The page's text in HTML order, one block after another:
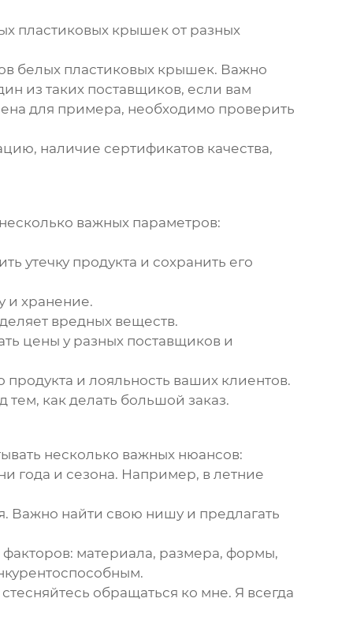
пластиковых крышекот разных
белых пластиковых крышек. Важно
из таких поставщиков, если вам
для примера, необходимо проверить
наличие сертификатов качества,
важных параметров:
утечку продукта и сохранить его
и хранение.
вредных веществ.
цены у разных поставщиков и
и лояльность ваших клиентов.
тем, как делать большой заказ.
несколько важных нюансов:
года и сезона. Например, в летние
Важно найти свою нишу и предлагать
материала, размера, формы,
обращаться ко мне. Я всегда